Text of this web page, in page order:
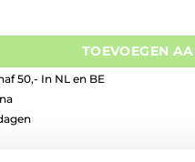
TOEVOEGEN
50,- In NL en BE